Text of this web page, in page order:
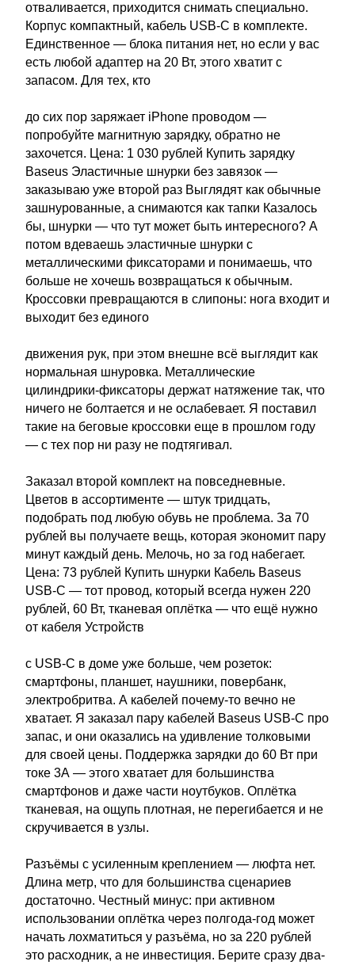
отваливается, приходится снимать специально.
Корпус компактный, кабель USB-C в комплекте.
Единственное — блока питания нет, но если у вас
есть любой адаптер на 20 Вт, этого хватит с
запасом. Для тех, кто
до сих пор заряжает iPhone проводом —
попробуйте магнитную зарядку, обратно не
захочется. Цена: 1 030 рублей Купить зарядку
Baseus Эластичные шнурки без завязок —
заказываю уже второй раз Выглядят как обычные
зашнурованные, а снимаются как тапки Казалось
бы, шнурки — что тут может быть интересного? А
потом вдеваешь эластичные шнурки с
металлическими фиксаторами и понимаешь, что
больше не хочешь возвращаться к обычным.
Кроссовки превращаются в слипоны: нога входит и
выходит без единого
движения рук, при этом внешне всё выглядит как
нормальная шнуровка. Металлические
цилиндрики-фиксаторы держат натяжение так, что
ничего не болтается и не ослабевает. Я поставил
такие на беговые кроссовки еще в прошлом году
— с тех пор ни разу не подтягивал.
Заказал второй комплект на повседневные.
Цветов в ассортименте — штук тридцать,
подобрать под любую обувь не проблема. За 70
рублей вы получаете вещь, которая экономит пару
минут каждый день. Мелочь, но за год набегает.
Цена: 73 рублей Купить шнурки Кабель Baseus
USB-C — тот провод, который всегда нужен 220
рублей, 60 Вт, тканевая оплётка — что ещё нужно
от кабеля Устройств
с USB-C в доме уже больше, чем розеток:
смартфоны, планшет, наушники, повербанк,
электробритва. А кабелей почему-то вечно не
хватает. Я заказал пару кабелей Baseus USB-C про
запас, и они оказались на удивление толковыми
для своей цены. Поддержка зарядки до 60 Вт при
токе 3А — этого хватает для большинства
смартфонов и даже части ноутбуков. Оплётка
тканевая, на ощупь плотная, не перегибается и не
скручивается в узлы.
Разъёмы с усиленным креплением — люфта нет.
Длина метр, что для большинства сценариев
достаточно. Честный минус: при активном
использовании оплётка через полгода-год может
начать лохматиться у разъёма, но за 220 рублей
это расходник, а не инвестиция. Берите сразу два-